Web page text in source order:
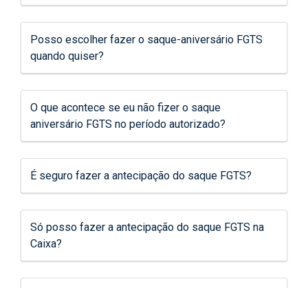
Posso escolher fazer o saque-aniversário FGTS
quando quiser?
O que acontece se eu não fizer o saque
aniversário FGTS no período autorizado?
É seguro fazer a antecipação do saque FGTS?
Só posso fazer a antecipação do saque FGTS na
Caixa?